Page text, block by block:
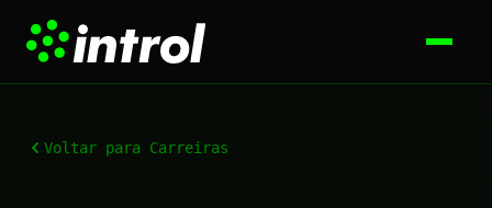
Voltar para Carreiras